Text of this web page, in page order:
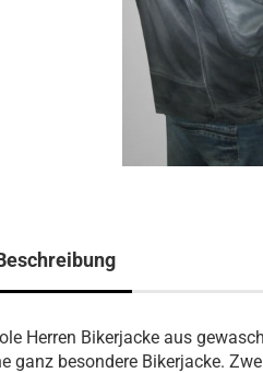
Herren Bikerjacke aus
ganz besondere Bikerjacke.